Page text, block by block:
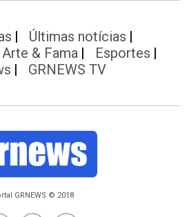
Últimas notícias
Arte & Fama
Esportes
GRNEWS TV
GRNEWS © 2018